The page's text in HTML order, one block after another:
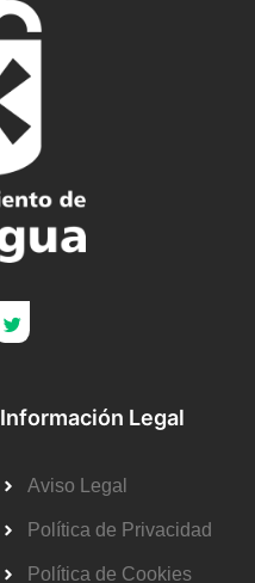
Información Legal
Aviso Legal
Política de Privacidad
Política de Cookies